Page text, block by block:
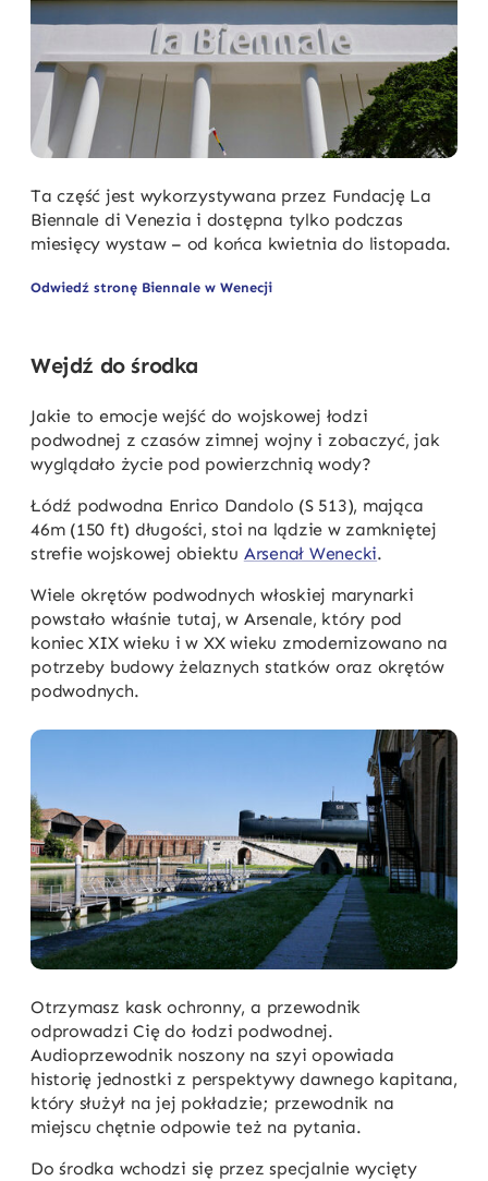
Ta część jest wykorzystywana przez Fundację La
Biennale di Venezia i dostępna tylko podczas
miesięcy wystaw – od końca kwietnia do listopada.
Odwiedź stronę Biennale w Wenecji
Wejdź do środka
Jakie to emocje wejść do wojskowej łodzi
podwodnej z czasów zimnej wojny i zobaczyć, jak
wyglądało życie pod powierzchnią wody?
Łódź podwodna Enrico Dandolo (S 513), mająca
46m (150 ft) długości, stoi na lądzie w zamkniętej
strefie wojskowej obiektu Arsenał Wenecki.
Wiele okrętów podwodnych włoskiej marynarki
powstało właśnie tutaj, w Arsenale, który pod
koniec XIX wieku i w XX wieku zmodernizowano na
potrzeby budowy żelaznych statków oraz okrętów
podwodnych.
Otrzymasz kask ochronny, a przewodnik
odprowadzi Cię do łodzi podwodnej.
Audioprzewodnik noszony na szyi opowiada
historię jednostki z perspektywy dawnego kapitana,
który służył na jej pokładzie; przewodnik na
miejscu chętnie odpowie też na pytania.
Do środka wchodzi się przez specjalnie wycięty